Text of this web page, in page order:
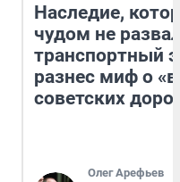
Наследие,
чудом не
транспортный
разнес миф о
советских
Олег Арефьев